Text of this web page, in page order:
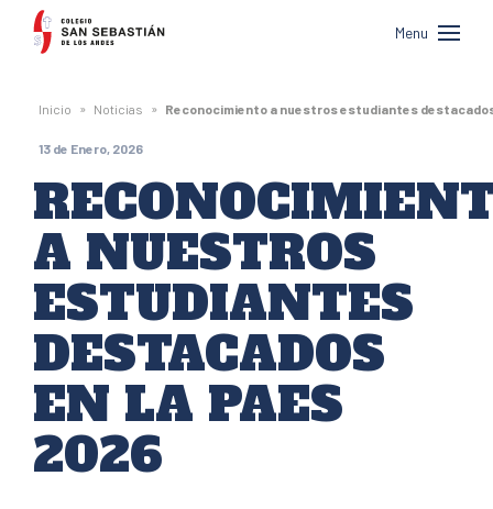
Colegio
San
Sebastián
de
Los
Andes
Menu
Inicio » Noticias » Reconocimiento a nuestros estudiantes destacados
13 de Enero, 2026
A NUESTROS
ESTUDIANTES
DESTACADOS
EN LA PAES
2026